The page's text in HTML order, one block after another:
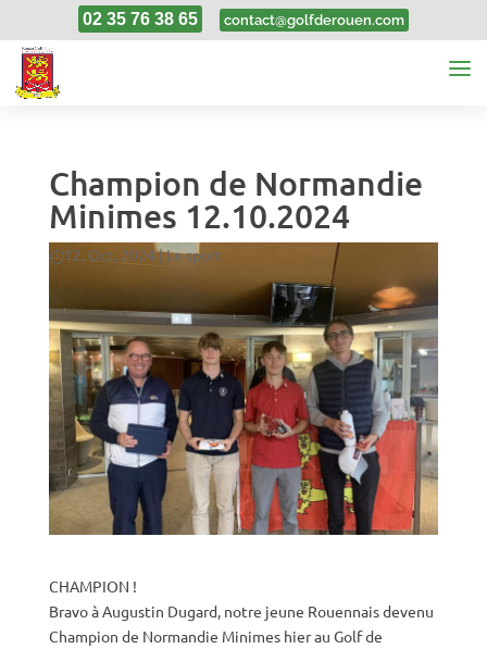
02 35 76 38 65 contact@golfderouen.com
Champion de Normandie
Minimes 12.10.2024
12, Oct, 2024|Le sport
CHAMPION !
Bravo à Augustin Dugard, notre jeune Rouennais devenu
Champion de Normandie Minimes hier au Golf de